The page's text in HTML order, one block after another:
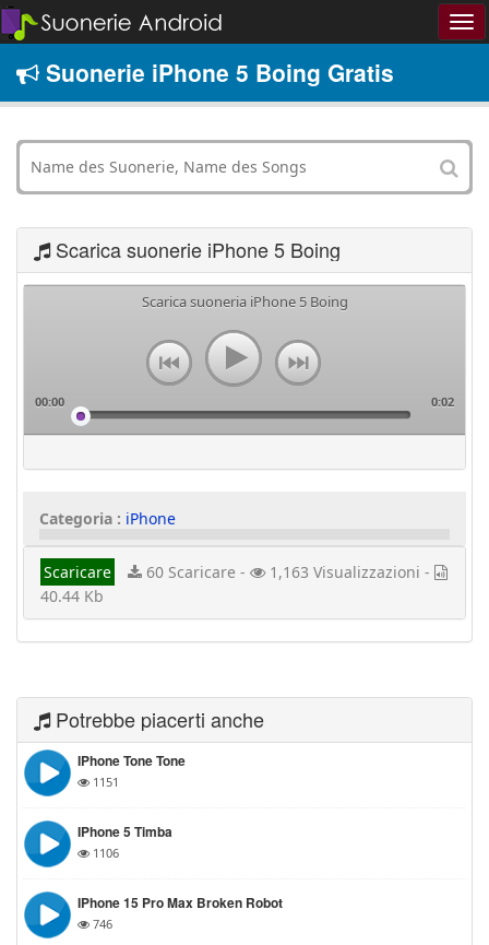
Suonerie iPhone 5 Boing Gratis
Scarica suonerie iPhone 5 Boing
Scarica suoneria iPhone 5 Boing
00:00 0:02
Categoria : iPhone
Scaricare 60 Scaricare -
1,163 Visualizzazioni -
40.44 Kb
Potrebbe piacerti anche
IPhone Tone Tone
1151
IPhone 5 Timba
1106
IPhone 15 Pro Max Broken Robot
746